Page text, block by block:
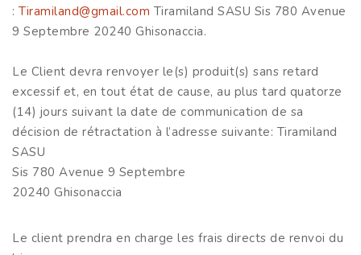
: Tiramiland@gmail.com Tiramiland SASU Sis 780 Avenue
9 Septembre 20240 Ghisonaccia.
Le Client devra renvoyer le(s) produit(s) sans retard
excessif et, en tout état de cause, au plus tard quatorze
(14) jours suivant la date de communication de sa
décision de rétractation à l’adresse suivante: Tiramiland
SASU
Sis 780 Avenue 9 Septembre
20240 Ghisonaccia
Le client prendra en charge les frais directs de renvoi du